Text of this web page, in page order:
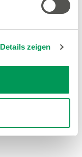
Details zeigen